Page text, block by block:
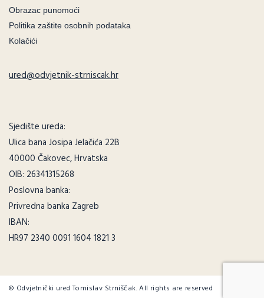
Obrazac punomoći
Politika zaštite osobnih podataka
Kolačići
ured@odvjetnik-strniscak.hr
Sjedište ureda:
Ulica bana Josipa Jelačića 22B
40000 Čakovec, Hrvatska
OIB: 26341315268
Poslovna banka:
Privredna banka Zagreb
IBAN:
HR97 2340 0091 1604 1821 3
© Odvjetnički ured Tomislav Strniščak. All rights are reserved